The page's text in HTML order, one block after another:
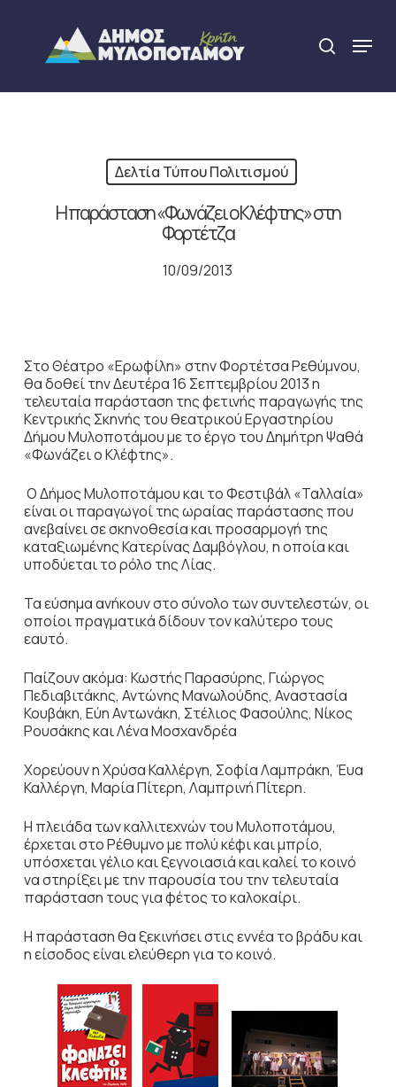
content
search
Menu
Δελτία Τύπου Πολιτισμού
Η παράσταση «Φωνάζει ο Κλέφτης» στη
Φορτέτζα
10/09/2013
Στο Θέατρο «Ερωφίλη» στην Φορτέτσα Ρεθύμνου,
θα δοθεί την Δευτέρα 16 Σεπτεμβρίου 2013 η
τελευταία παράσταση της φετινής παραγωγής της
Κεντρικής Σκηνής του θεατρικού Εργαστηρίου
Δήμου Μυλοποτάμου με το έργο του Δημήτρη Ψαθά
«Φωνάζει ο Κλέφτης».
Ο Δήμος Μυλοποτάμου και το Φεστιβάλ «Ταλλαία»
είναι οι παραγωγοί της ωραίας παράστασης που
ανεβαίνει σε σκηνοθεσία και προσαρμογή της
καταξιωμένης Κατερίνας Δαμβόγλου, η οποία και
υποδύεται το ρόλο της Λίας.
Τα εύσημα ανήκουν στο σύνολο των συντελεστών, οι
οποίοι πραγματικά δίδουν τον καλύτερο τους
εαυτό.
Παίζουν ακόμα: Κωστής Παρασύρης, Γιώργος
Πεδιαβιτάκης, Αντώνης Μανωλούδης, Αναστασία
Κουβάκη, Εύη Αντωνάκη, Στέλιος Φασούλης, Nίκος
Ρουσάκης και Λένα Μοσχανδρέα
Χορεύουν η Χρύσα Καλλέργη, Σοφία Λαμπράκη, Έυα
Καλλέργη, Μαρία Πίτερη, Λαμπρινή Πίτερη.
Η πλειάδα των καλλιτεχνών του Μυλοποτάμου,
έρχεται στο Ρέθυμνο με πολύ κέφι και μπρίο,
υπόσχεται γέλιο και ξεγνοιασιά και καλεί το κοινό
να στηρίξει με την παρουσία του την τελευταία
παράσταση τους για φέτος το καλοκαίρι.
Η παράσταση θα ξεκινήσει στις εννέα το βράδυ και
η είσοδος είναι ελεύθερη για το κοινό.
Close